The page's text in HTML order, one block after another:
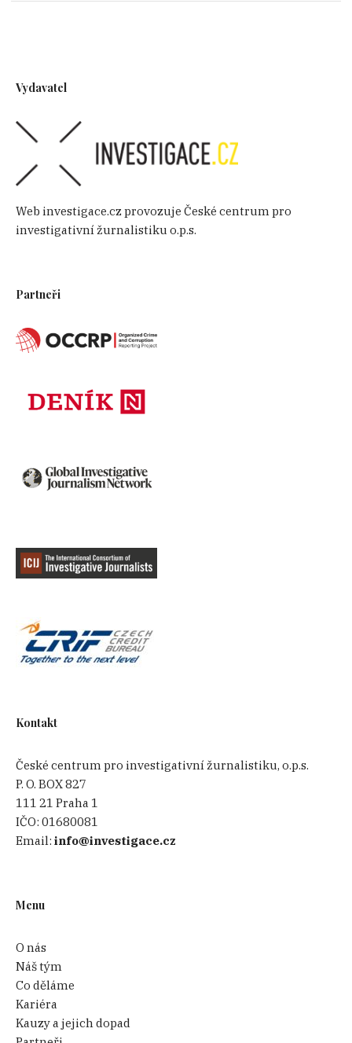
Vydavatel
Web investigace.cz provozuje České centrum pro
investigativní žurnalistiku o.p.s.
Partneři
Kontakt
České centrum pro investigativní žurnalistiku, o.p.s.
P. O. BOX 827
111 21 Praha 1
IČO:01680081
Email:info@investigace.cz
Menu
O nás
Náš tým
Co děláme
Kariéra
Kauzy a jejich dopad